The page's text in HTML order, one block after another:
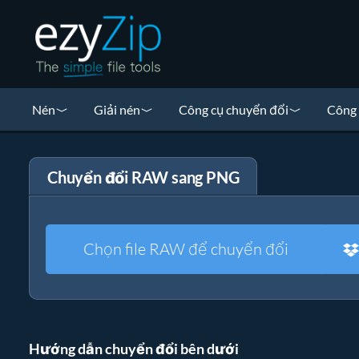
Nén Giải nén Công cụ chuyển đổi Công
Chuyển đổi RAW sang PNG
Chọn file RAW để chuyển đổi
Hướng dẫn chuyển đổi bên dưới